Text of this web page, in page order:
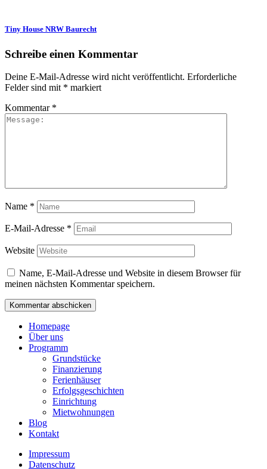
Tiny House NRW Baurecht
Schreibe einen Kommentar
Deine E-Mail-Adresse wird nicht veröffentlicht. Erforderliche
Felder sind mit * markiert
Kommentar *
Name *
E-Mail-Adresse *
Website
Name, E-Mail-Adresse und Website in diesem Browser für
meinen nächsten Kommentar speichern.
Homepage
Über uns
Programm
Grundstücke
Finanzierung
Ferienhäuser
Erfolgsgeschichten
Einrichtung
Mietwohnungen
Blog
Kontakt
Impressum
Datenschutz